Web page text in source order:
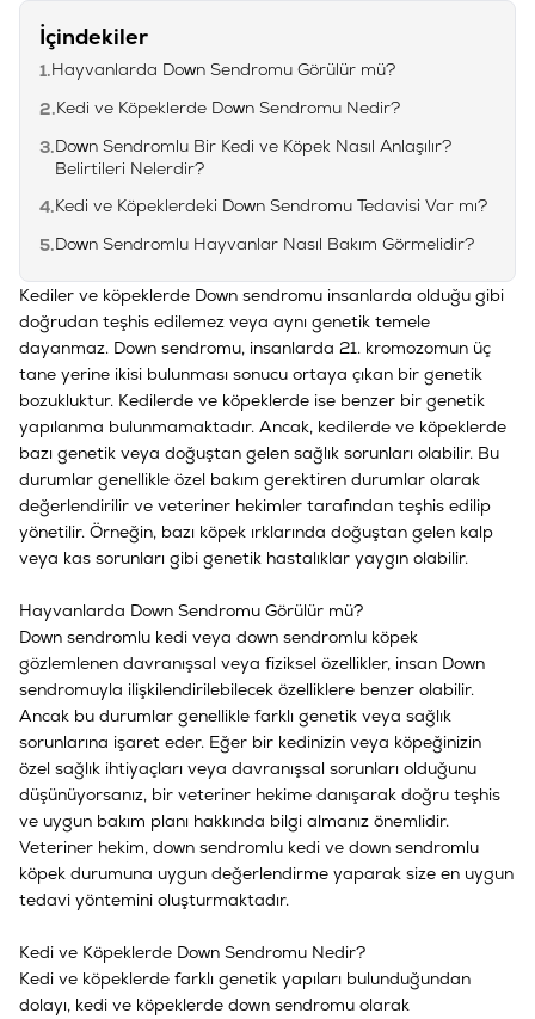
İçindekiler
1.Hayvanlarda Down Sendromu Görülür mü?
2.Kedi ve Köpeklerde Down Sendromu Nedir?
3.Down Sendromlu Bir Kedi ve Köpek Nasıl Anlaşılır?
Belirtileri Nelerdir?
4.Kedi ve Köpeklerdeki Down Sendromu Tedavisi Var mı?
5.Down Sendromlu Hayvanlar Nasıl Bakım Görmelidir?
Kediler ve köpeklerde Down sendromu insanlarda olduğu gibi
doğrudan teşhis edilemez veya aynı genetik temele
dayanmaz. Down sendromu, insanlarda 21. kromozomun üç
tane yerine ikisi bulunması sonucu ortaya çıkan bir genetik
bozukluktur. Kedilerde ve köpeklerde ise benzer bir genetik
yapılanma bulunmamaktadır. Ancak, kedilerde ve köpeklerde
bazı genetik veya doğuştan gelen sağlık sorunları olabilir. Bu
durumlar genellikle özel bakım gerektiren durumlar olarak
değerlendirilir ve veteriner hekimler tarafından teşhis edilip
yönetilir. Örneğin, bazı köpek ırklarında doğuştan gelen kalp
veya kas sorunları gibi genetik hastalıklar yaygın olabilir.
Hayvanlarda Down Sendromu Görülür mü?
Down sendromlu kedi veya down sendromlu köpek
gözlemlenen davranışsal veya fiziksel özellikler, insan Down
sendromuyla ilişkilendirilebilecek özelliklere benzer olabilir.
Ancak bu durumlar genellikle farklı genetik veya sağlık
sorunlarına işaret eder. Eğer bir kedinizin veya köpeğinizin
özel sağlık ihtiyaçları veya davranışsal sorunları olduğunu
düşünüyorsanız, bir veteriner hekime danışarak doğru teşhis
ve uygun bakım planı hakkında bilgi almanız önemlidir.
Veteriner hekim, down sendromlu kedi ve down sendromlu
köpek durumuna uygun değerlendirme yaparak size en uygun
tedavi yöntemini oluşturmaktadır.
Kedi ve Köpeklerde Down Sendromu Nedir?
Kedi ve köpeklerde farklı genetik yapıları bulunduğundan
dolayı, kedi ve köpeklerde down sendromu olarak